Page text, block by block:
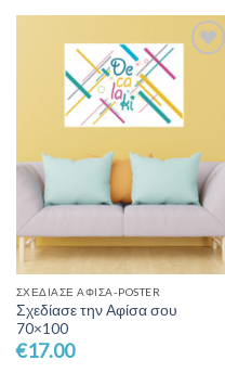
Wishlist
ΣΧΕΔΊΑΣΕ ΑΦΊΣΑ-POSTER
Σχεδίασε την Αφίσα σου
70×100
€17.00